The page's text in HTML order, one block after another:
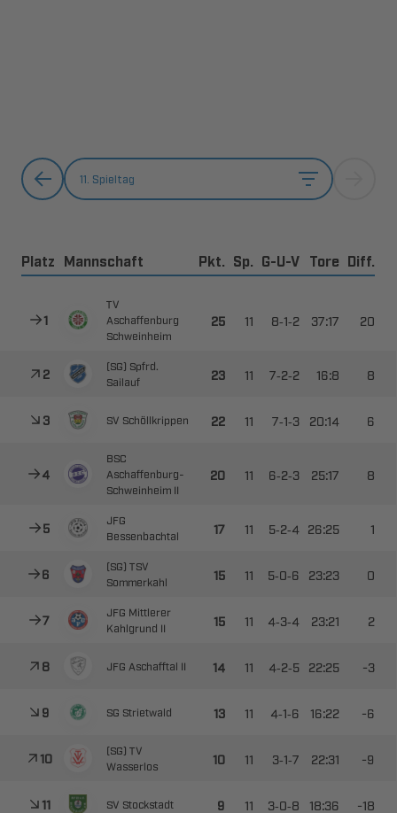
11. Spieltag
Platz Mannschaft Pkt. Sp. G-U-V Tore Diff.




  --  

 

  --  
     --  


​
 
  --  



  --  

 

  --  

 
 
  --  
      --  ​
     --  ​

 

  --  ​
     --  ​